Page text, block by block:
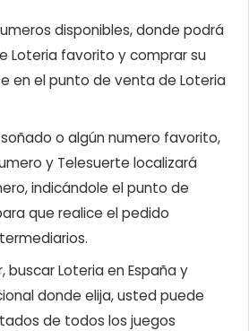
disponibles, donde podrá
Loteria favorito y comprar su
en el punto de venta de Loteria
o algún numero favorito,
y Telesuerte localizará
indicándole el punto de
que realice el pedido
buscar Loteria en España y
donde elija, usted puede
de todos los juegos